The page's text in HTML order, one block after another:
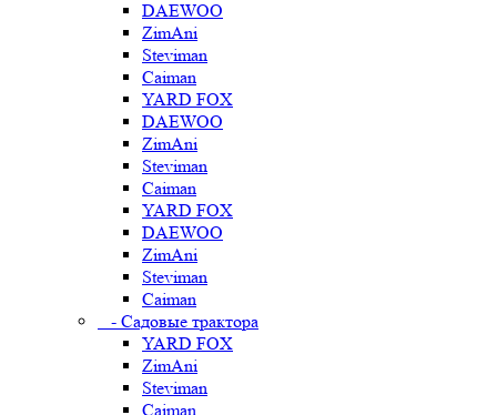
DAEWOO
ZimAni
Steviman
Caiman
YARD FOX
DAEWOO
ZimAni
Steviman
Caiman
YARD FOX
DAEWOO
ZimAni
Steviman
Caiman
- Садовые трактора
YARD FOX
ZimAni
Steviman
Caiman